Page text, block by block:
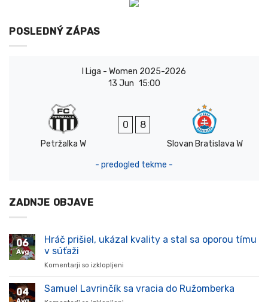
POSLEDNÝ ZÁPAS
I Liga - Women 2025-2026
13 Jun 15:00
Petržalka W
0 8
Slovan Bratislava W
- predogled tekme -
ZADNJE OBJAVE
06
Avg
Hráč prišiel, ukázal kvality a stal sa oporou tímu
v súťaži
Komentarji so izklopljeni
prišiel,
04 Samuel Lavrinčík sa vracia do Ružomberka